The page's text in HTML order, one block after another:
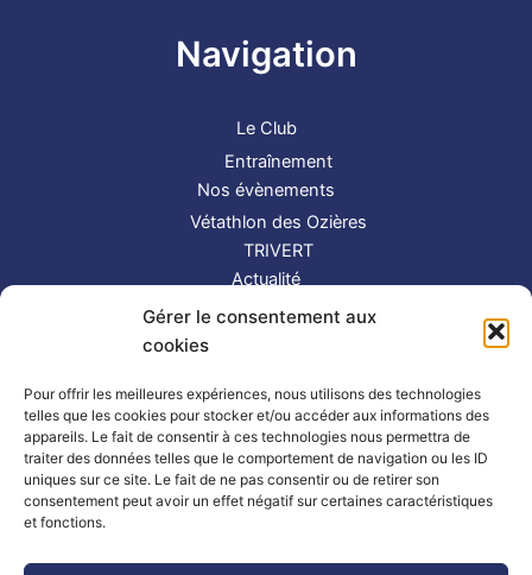
Gérer le consentement aux
cookies
Pour offrir les meilleures expériences, nous utilisons des technologies
telles que les cookies pour stocker et/ou accéder aux informations des
appareils. Le fait de consentir à ces technologies nous permettra de
traiter des données telles que le comportement de navigation ou les ID
uniques sur ce site. Le fait de ne pas consentir ou de retirer son
consentement peut avoir un effet négatif sur certaines caractéristiques
et fonctions.
Navigation
Le Club
Entraînement
Nos évènements
Vétathlon des Ozières
TRIVERT
Actualité
Contact
Suivez-nous !